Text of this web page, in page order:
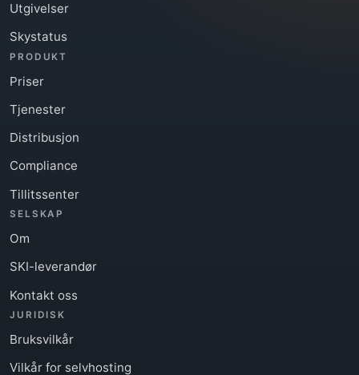
Utgivelser
Skystatus
PRODUKT
Priser
Tjenester
Distribusjon
Compliance
Tillitssenter
SELSKAP
Om
SKI-leverandør
Kontakt oss
JURIDISK
Bruksvilkår
Vilkår for selvhosting